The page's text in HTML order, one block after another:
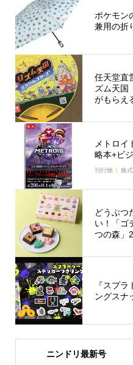
ポケモン
兼用の折
任天堂直
ズム天国
がもらえ
メトロイ
略本+ビ
刊行物 株
どうぶつ
い！「ゴ
つの森」
『スプ
ングスナ
ニンドリ最新号